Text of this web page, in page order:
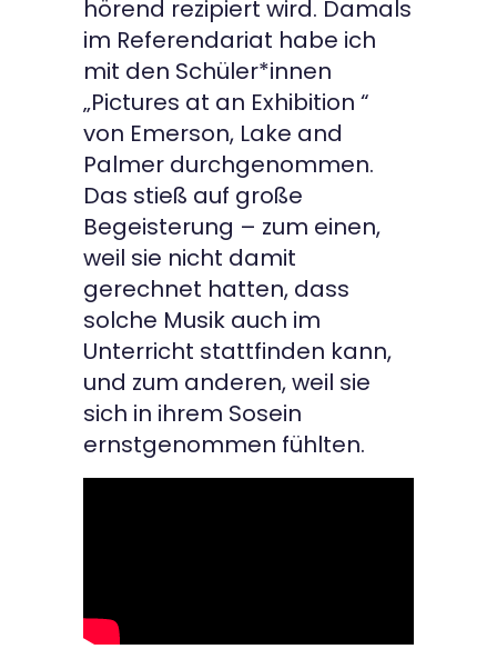
hörend rezipiert wird. Damals
im Referendariat habe ich
mit den Schüler*innen
„Pictures at an Exhibition “
von Emerson, Lake and
Palmer durchgenommen.
Das stieß auf große
Begeisterung – zum einen,
weil sie nicht damit
gerechnet hatten, dass
solche Musik auch im
Unterricht stattfinden kann,
und zum anderen, weil sie
sich in ihrem Sosein
ernstgenommen fühlten.